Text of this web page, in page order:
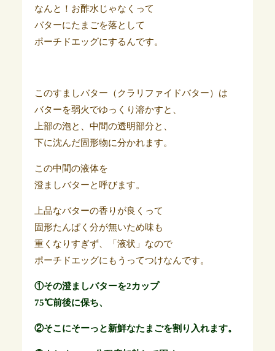
なんと！お酢水じゃなくって
バターにたまごを落として
ポーチドエッグにするんです。
このすましバター（クラリファイドバター）は
バターを弱火でゆっくり溶かすと、
上部の泡と、中間の透明部分と、
下に沈んだ固形物に分かれます。
この中間の液体を
澄ましバターと呼びます。
上品なバターの香りが良くって
固形たんぱく分が無いため味も
重くなりすぎず、「液状」なので
ポーチドエッグにもうってつけなんです。
①その澄ましバターを2カップ
75℃前後に保ち、
②そこにそーっと新鮮なたまごを割り入れます。